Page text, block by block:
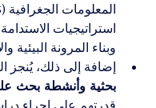
استراتيجيات
وبناء المرونة البيئية
إضافة إلى ذلك، يُنجز
بحثية وأنشطة بحث